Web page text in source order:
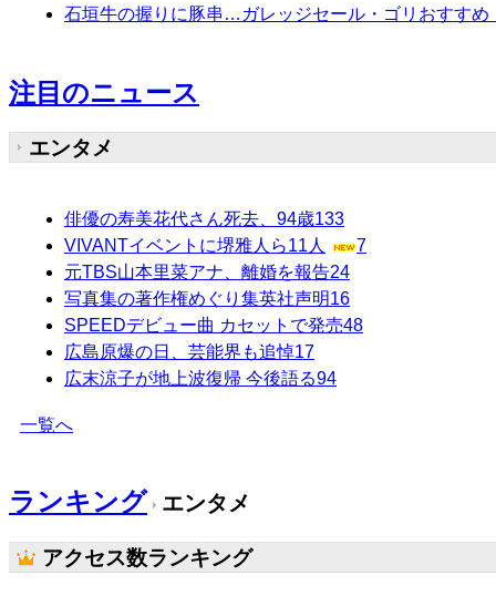
石垣牛の握りに豚串…ガレッジセール・ゴリおすすめ
注目のニュース
エンタメ
俳優の寿美花代さん死去、94歳133
VIVANTイベントに堺雅人ら11人
7
元TBS山本里菜アナ、離婚を報告24
写真集の著作権めぐり集英社声明16
SPEEDデビュー曲 カセットで発売48
広島原爆の日、芸能界も追悼17
広末涼子が地上波復帰 今後語る94
一覧へ
ランキング エンタメ
アクセス数ランキング